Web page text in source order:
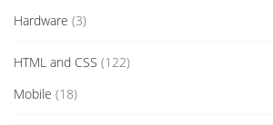
Hardware (3)
HTML and CSS (122)
Mobile (18)